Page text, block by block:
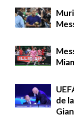
de